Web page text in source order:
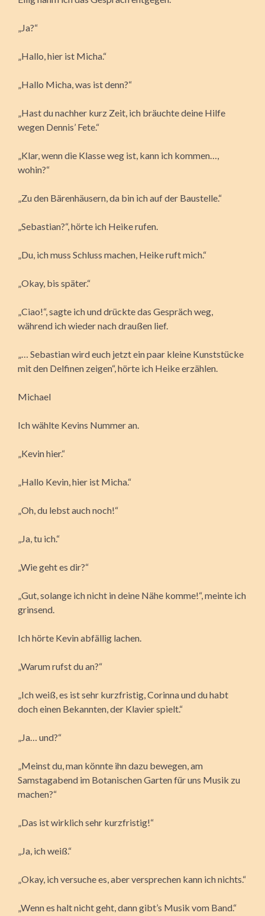
„Ja?“
„Hallo, hier ist Micha.“
„Hallo Micha, was ist denn?“
„Hast du nachher kurz Zeit, ich bräuchte deine Hilfe
wegen Dennis’ Fete.“
„Klar, wenn die Klasse weg ist, kann ich kommen…,
wohin?“
„Zu den Bärenhäusern, da bin ich auf der Baustelle.“
„Sebastian?“, hörte ich Heike rufen.
„Du, ich muss Schluss machen, Heike ruft mich.“
„Okay, bis später.“
„Ciao!“, sagte ich und drückte das Gespräch weg,
während ich wieder nach draußen lief.
„… Sebastian wird euch jetzt ein paar kleine Kunststücke
mit den Delfinen zeigen“, hörte ich Heike erzählen.
Michael
Ich wählte Kevins Nummer an.
„Kevin hier.“
„Hallo Kevin, hier ist Micha.“
„Oh, du lebst auch noch!“
„Ja, tu ich.“
„Wie geht es dir?“
„Gut, solange ich nicht in deine Nähe komme!“, meinte ich
grinsend.
Ich hörte Kevin abfällig lachen.
„Warum rufst du an?“
„Ich weiß, es ist sehr kurzfristig, Corinna und du habt
doch einen Bekannten, der Klavier spielt.“
„Ja… und?“
„Meinst du, man könnte ihn dazu bewegen, am
Samstagabend im Botanischen Garten für uns Musik zu
machen?“
„Das ist wirklich sehr kurzfristig!“
„Ja, ich weiß.“
„Okay, ich versuche es, aber versprechen kann ich nichts.“
„Wenn es halt nicht geht, dann gibt’s Musik vom Band.“